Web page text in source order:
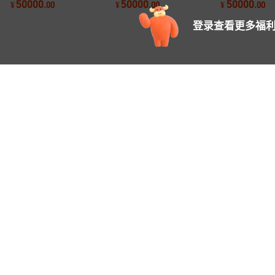
钻机爆破自动换
¥50000.00
设备现货
¥50000.00
设备空压机
¥ 50000.00
登录查看更多福